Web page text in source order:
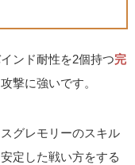
ンド耐性を2個持つ完
撃に強いです。
グレモリーのスキル
定した戦い方をする